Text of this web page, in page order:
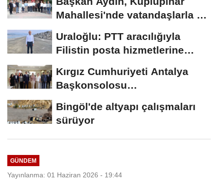
Mahallesi'nde vatandaşlarla bir
Uraloğlu: PTT aracılığıyla
Filistin posta hizmetlerine
Kırgız Cumhuriyeti Antalya
Başkonsolosu
Bingöl'de altyapı çalışmaları
sürüyor
GÜNDEM
Yayınlanma: 01 Haziran 2026 - 19:44